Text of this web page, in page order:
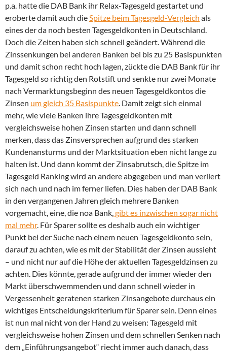
p.a. hatte die DAB Bank ihr Relax-Tagesgeld gestartet und
eroberte damit auch dieSpitze beim Tagesgeld-Vergleich als
eines der da noch besten Tagesgeldkonten in Deutschland.
Doch die Zeiten haben sich schnell geändert. Während die
Zinssenkungen bei anderen Banken bei bis zu 25 Basispunkten
und damit schon recht hoch lagen, zückte die DAB Bank für ihr
Tagesgeld so richtig den Rotstift und senkte nur zwei Monate
nach Vermarktungsbeginn des neuen Tagesgeldkontos die
Zinsen um gleich 35 Basispunkte. Damit zeigt sich einmal
mehr, wie viele Banken ihre Tagesgeldkonten mit
vergleichsweise hohen Zinsen starten und dann schnell
merken, dass das Zinsversprechen aufgrund des starken
Kundenansturms und der Marktsituation eben nicht lange zu
halten ist. Und dann kommt der Zinsabrutsch, die Spitze im
Tagesgeld Ranking wird an andere abgegeben und man verliert
sich nach und nach im ferner liefen. Dies haben der DAB Bank
in den vergangenen Jahren gleich mehrere Banken
vorgemacht, eine, die noa Bank,gibt es inzwischen sogar nicht
mal mehr. Für Sparer sollte es deshalb auch ein wichtiger
Punkt bei der Suche nach einem neuen Tagesgeldkonto sein,
darauf zu achten, wie es mit der Stabilität der Zinsen aussieht
– und nicht nur auf die Höhe der aktuellen Tagesgeldzinsen zu
achten. Dies könnte, gerade aufgrund der immer wieder den
Markt überschwemmenden und dann schnell wieder in
Vergessenheit geratenen starken Zinsangebote durchaus ein
wichtiges Entscheidungskriterium für Sparer sein. Denn eines
ist nun mal nicht von der Hand zu weisen: Tagesgeld mit
vergleichsweise hohen Zinsen und dem schnellen Senken nach
dem „Einführungsangebot“ riecht immer auch danach, dass